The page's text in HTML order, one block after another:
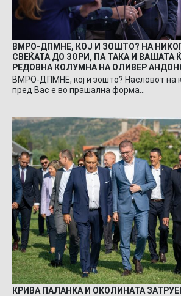
ВМРО-ДПМНЕ, КОЈ И ЗОШТО? НА
СВЕЌАТА ДО ЗОРИ, ПА ТАКА И ВАШАТА
РЕДОВНА КОЛУМНА НА ОЛИВЕР
ВМРО-ДПМНЕ, кој и зошто? Насловот на
пред Вас е во прашална форма…
КРИВА ПАЛАНКА И ОКОЛИНАТА